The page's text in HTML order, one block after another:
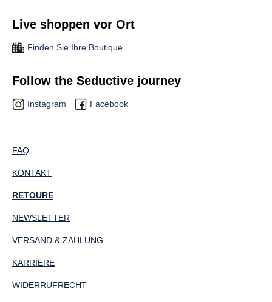
Live shoppen vor Ort
Finden Sie Ihre Boutique
Follow the Seductive journey
Instagram Facebook
FAQ
KONTAKT
RETOURE
NEWSLETTER
VERSAND & ZAHLUNG
KARRIERE
WIDERRUFRECHT